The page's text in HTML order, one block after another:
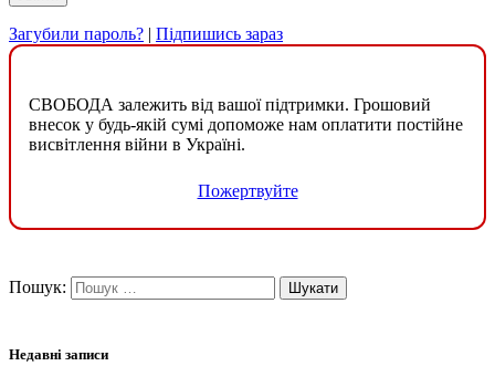
Загубили пароль? | Підпишись зараз
СВОБОДА залежить від вашої підтримки. Грошовий
внесок у будь-якій сумі допоможе нам оплатити постійне
висвітлення війни в Україні.
Пожертвуйте
Пошук:
Недавні записи